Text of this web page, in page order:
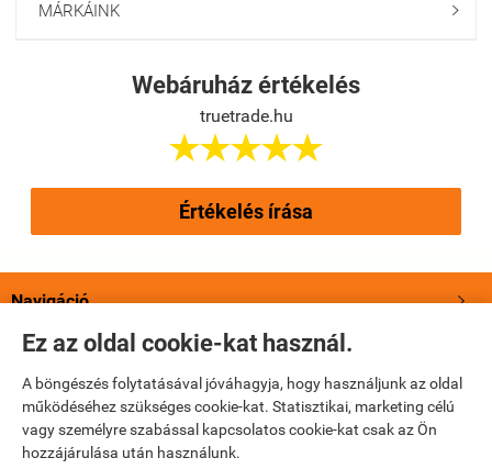
Ez az oldal cookie-kat használ.
A böngészés folytatásával jóváhagyja, hogy használjunk az oldal
működéséhez szükséges cookie-kat. Statisztikai, marketing célú
vagy személyre szabással kapcsolatos cookie-kat csak az Ön
hozzájárulása után használunk.
MÁRKÁINK 
Webáruház értékelés
truetrade.hu

Értékelés írása
Navigáció 
Saját fiók
Bemutatkozás